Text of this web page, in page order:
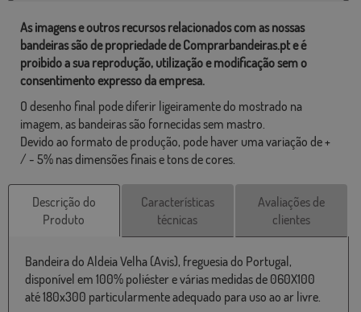
As imagens e outros recursos relacionados com as nossas
bandeiras são de propriedade de Comprarbandeiras.pt e é
proibido a sua reprodução, utilização e modificação sem o
consentimento expresso da empresa.
O desenho final pode diferir ligeiramente do mostrado na
imagem, as bandeiras são fornecidas sem mastro.
Devido ao formato de produção, pode haver uma variação de +
/ - 5% nas dimensões finais e tons de cores.
Descrição do
Produto
Características
técnicas
Avaliações de
clientes
Bandeira do Aldeia Velha (Avis), freguesia do Portugal,
disponível em 100% poliéster e várias medidas de 060X100
até 180x300 particularmente adequado para uso ao ar livre.